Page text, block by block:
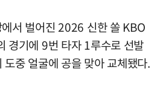
서 벌어진 2026 신한 쏠 KBO
경기에 9번 타자 1루수로 선발
중 얼굴에 공을 맞아 교체됐다.